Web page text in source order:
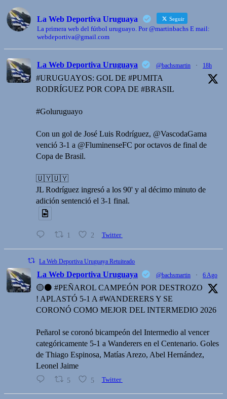
La Web Deportiva Uruguaya Seguir
La primera web del fútbol uruguayo. Por @martinbachs E mail:
webdeportiva@gmail.com
La Web Deportiva Uruguaya @bachsmartin · 18h
#URUGUAYOS: GOL DE #PUMITA
RODRÍGUEZ POR COPA DE #BRASIL
#Goluruguayo
Con un gol de José Luis Rodríguez, @VascodaGama
venció 3-1 a @FluminenseFC por octavos de final de
Copa de Brasil.
🇺🇾🇺🇾
JL Rodríguez ingresó a los 90' y al décimo minuto de
adición sentenció el 3-1 final.
1 2 Twitter
La Web Deportiva Uruguaya Retuiteado
La Web Deportiva Uruguaya @bachsmartin · 6 Ago
🟡⚫️ #PEÑAROL CAMPEÓN POR DESTROZO
! APLASTÓ 5-1 A #WANDERERS Y SE
CORONÓ COMO MEJOR DEL INTERMEDIO 2026
Peñarol se coronó bicampeón del Intermedio al vencer
categóricamente 5-1 a Wanderers en el Centenario. Goles
de Thiago Espinosa, Matías Arezo, Abel Hernández,
Leonel Jaime
5 5 Twitter